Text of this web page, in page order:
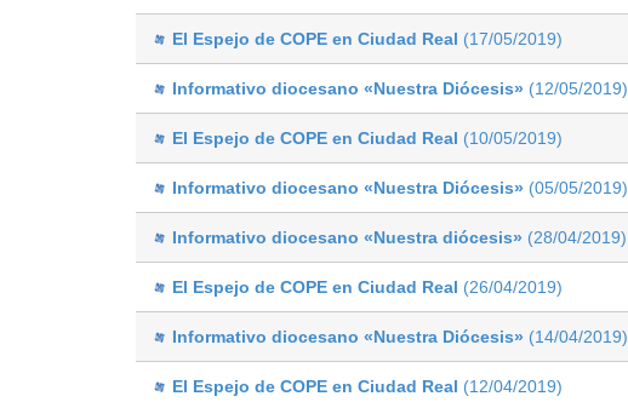
El Espejo de COPE en Ciudad Real (17/05/2019)
Informativo diocesano «Nuestra Diócesis» (12/05/2019)
El Espejo de COPE en Ciudad Real (10/05/2019)
Informativo diocesano «Nuestra Diócesis» (05/05/2019)
Informativo diocesano «Nuestra diócesis» (28/04/2019)
El Espejo de COPE en Ciudad Real (26/04/2019)
Informativo diocesano «Nuestra Diócesis» (14/04/2019)
El Espejo de COPE en Ciudad Real (12/04/2019)